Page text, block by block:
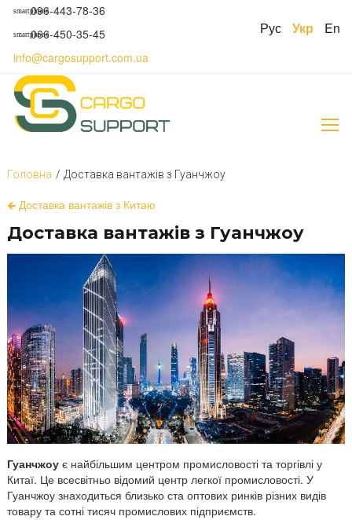
smartphone096-443-78-36
smartphone066-450-35-45
info@cargosupport.com.ua
Рус Укр En
Головна / Доставка вантажів з Гуанчжоу
Д
о
с
в
к
а
в
а
н
т
а
ж
і
в
з
🡸 Доставка вантажів з Китаю
Доставка вантажів з Гуанчжоу
Гуанчжоу є найбільшим центром промисловості та торгівлі у
Китаї. Це всесвітньо відомий центр легкої промисловості. У
Гуанчжоу знаходиться близько ста оптових ринків різних видів
товару та сотні тисяч промислових підприємств.